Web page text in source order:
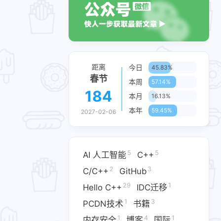
距离
春节
184
2027-02-06
今日 45.83%
本周 57.14%
本月 16.13%
本年 59.45%
AI 人工智能 5 C++ 5
C/C++ 2 GitHub 3
Hello C++ 29 IDC迁移​ 1
PCDN技术​ 1 书籍 3
1 4 1